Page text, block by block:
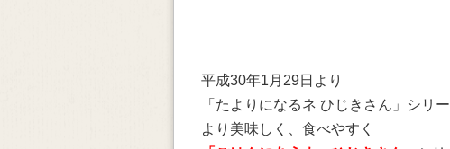
平成30年1月29日より
「たよりになるネ ひじきさん」シリ
より美味しく、食べやすく